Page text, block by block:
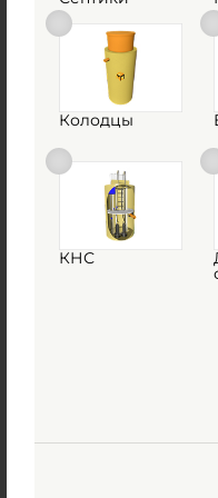
Емкость ГРИНЛОС
цилиндрическая
Есть в наличии
3 272 000
Емкость Гринлос
Колодцы
КНС